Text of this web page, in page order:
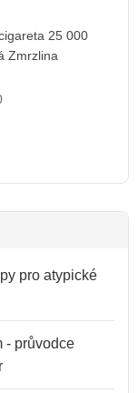
25 000
Zmrzlina
pro atypické
- průvodce